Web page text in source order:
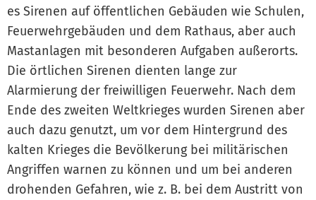
es Sirenen auf öffentlichen Gebäuden wie Schulen,
Feuerwehrgebäuden und dem Rathaus, aber auch
Mastanlagen mit besonderen Aufgaben außerorts.
Die örtlichen Sirenen dienten lange zur
Alarmierung der freiwilligen Feuerwehr. Nach dem
Ende des zweiten Weltkrieges wurden Sirenen aber
auch dazu genutzt, um vor dem Hintergrund des
kalten Krieges die Bevölkerung bei militärischen
Angriffen warnen zu können und um bei anderen
drohenden Gefahren, wie z. B. bei dem Austritt von